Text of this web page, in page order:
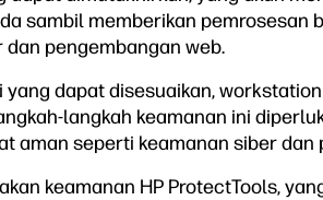
sambil memberikan pemrosesan
pengembangan web.
dapat disesuaikan,
langkah keamanan ini
aman seperti keamanan siber dan
keamanan HP ProtectTools,